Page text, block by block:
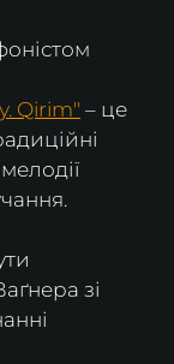
Qirim" – це
зі